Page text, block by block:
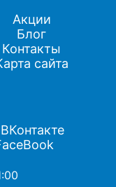
Акции
Блог
Контакты
сайта